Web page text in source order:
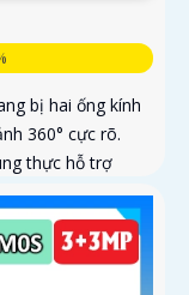
bị hai ống kính
360° cực rõ.
thực hỗ trợ